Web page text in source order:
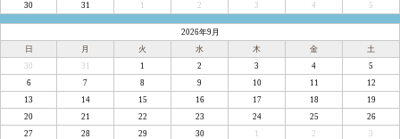
30
31 1 2 3 4 5
2026年9月
日
月 火 水 木 金
土
30
31 1 2 3 4
5
6
7 8 9 10 11
12
13
14 15 16 17 18
19
20
21 22 23 24 25
26
27
28 29 30 1 2 3